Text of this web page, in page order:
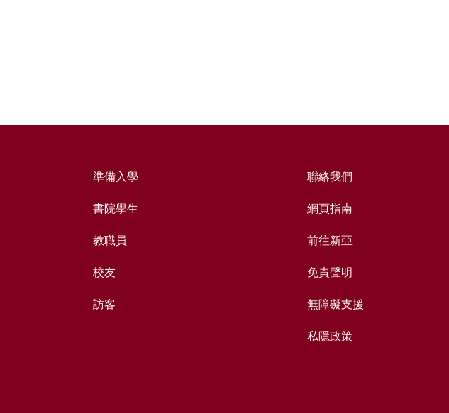
準備入學
書院學生
教職員
校友
訪客
聯絡我們
網頁指南
前往新亞
免責聲明
無障礙支援
私隱政策